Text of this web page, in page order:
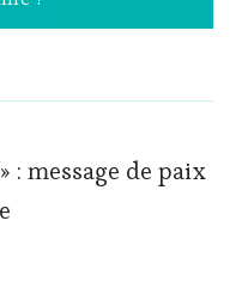
: message de paix